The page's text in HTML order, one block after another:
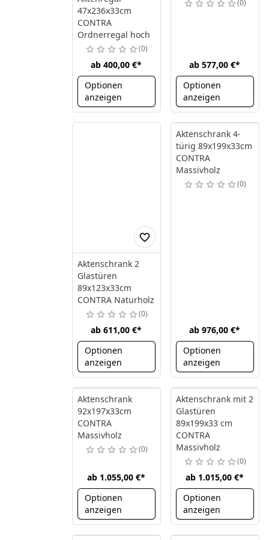
47x236x33cm
CONTRA
Ordnerregal hoch
0
ab 400,00 €*
Optionen
anzeigen
0
ab 577,00 €*
Optionen
anzeigen
Aktenschrank 2
Glastüren
89x123x33cm
CONTRA Naturholz
0
ab 611,00 €*
Optionen
anzeigen
Aktenschrank 4-
türig 89x199x33cm
CONTRA
Massivholz
0
ab 976,00 €*
Optionen
anzeigen
Aktenschrank
92x197x33cm
CONTRA
Massivholz
0
ab 1.055,00 €*
Optionen
anzeigen
Aktenschrank mit 2
Glastüren
89x199x33 cm
CONTRA
Massivholz
0
ab 1.015,00 €*
Optionen
anzeigen